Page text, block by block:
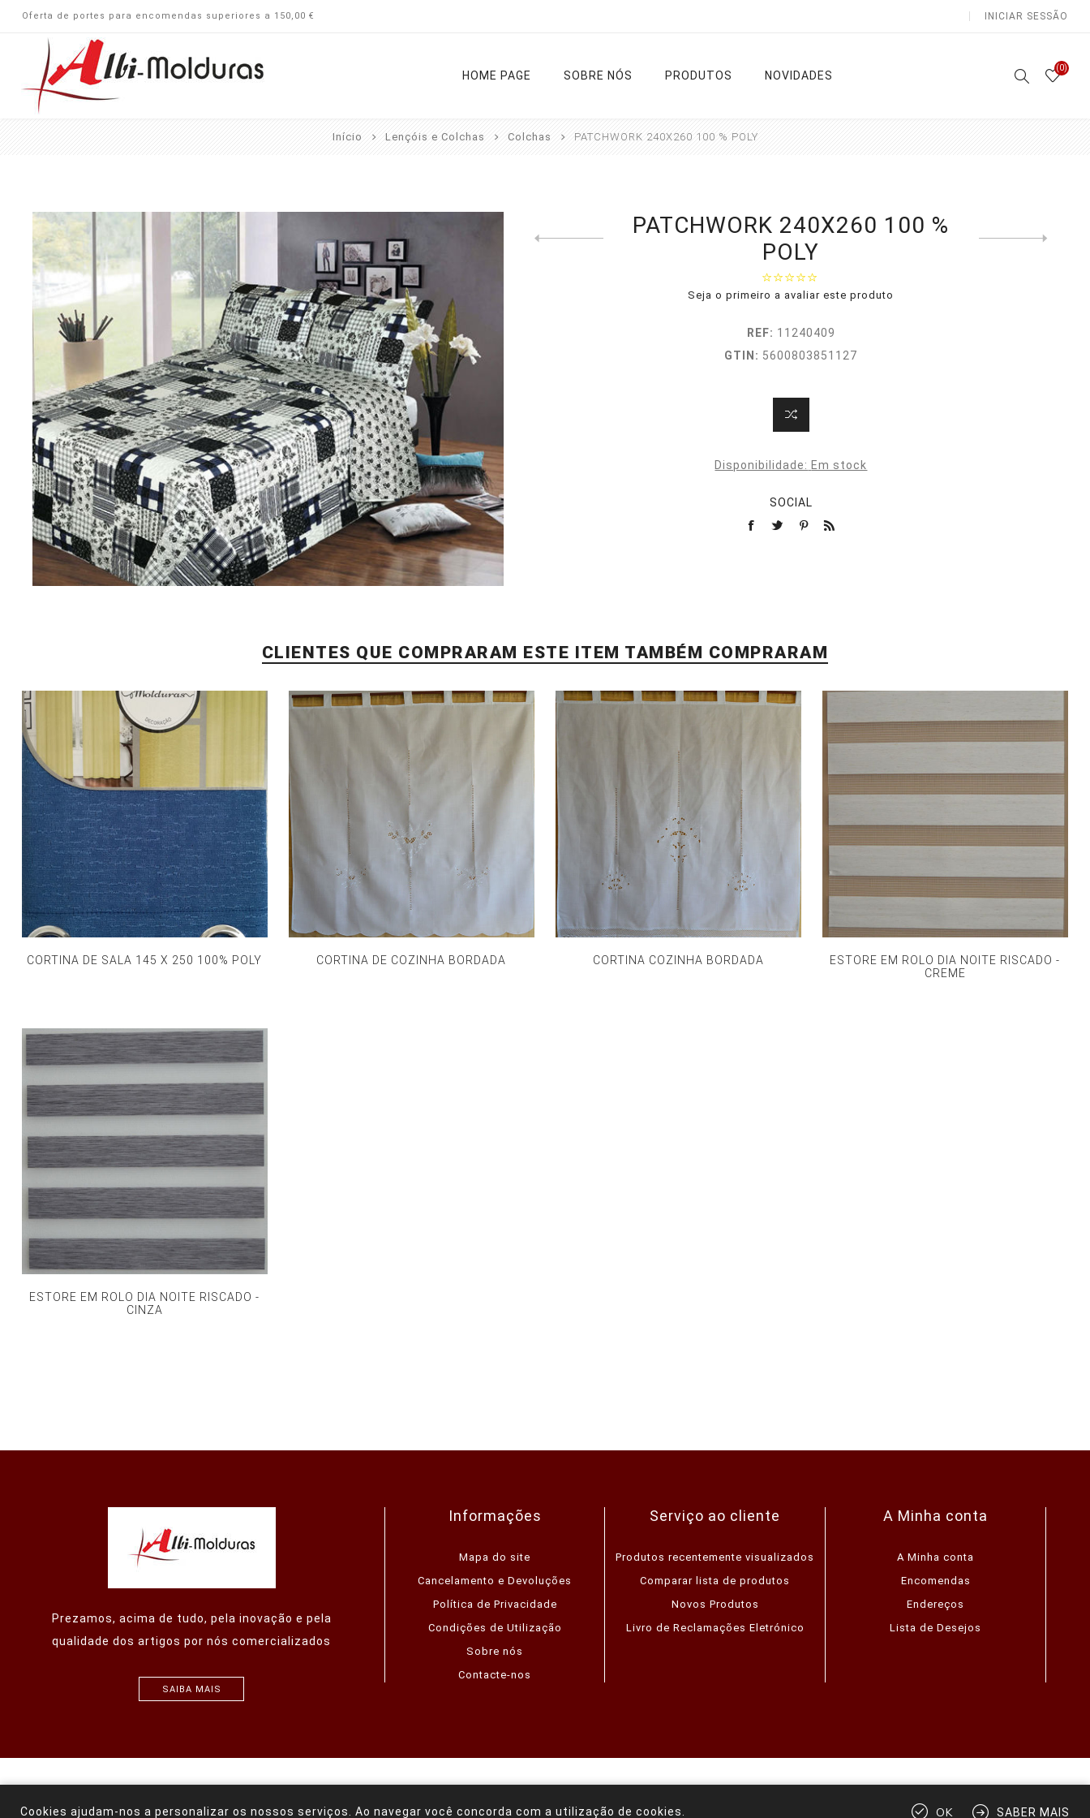
Oferta de portes para encomendas superiores a 150,00 € INICIAR SESSÃO
HOME PAGE SOBRE NÓS PRODUTOS
Cortinas
Cozinha
Sala e
Quarto
Varões Estores Tapetes
Banho
Sala /
Casa de
Banho
Natal
Edredon
NOVIDADES
(0)
Início Lençóis e Colchas Colchas PATCHWORK 240X260 100 % POLY
PATCHWORK 240X260 100 %
POLY
Seja o primeiro a avaliar este produto
REF: 11240409
GTIN: 5600803851127
Disponibilidade: Em stock
SOCIAL
CLIENTES QUE COMPRARAM ESTE ITEM TAMBÉM COMPRARAM
CORTINA DE SALA 145 X 250 100% POLY CORTINA DE COZINHA BORDADA CORTINA COZINHA BORDADA
ESTORE EM ROLO DIA NOITE RISCADO -
CREME
ESTORE EM ROLO DIA NOITE RISCADO -
CINZA
Prezamos, acima de tudo, pela inovação e pela
qualidade dos artigos por nós comercializados
SAIBA MAIS
Informações
Mapa do site
Cancelamento e Devoluções
Política de Privacidade
Condições de Utilização
Sobre nós
Contacte-nos
Serviço ao cliente
Produtos recentemente visualizados
Comparar lista de produtos
Novos Produtos
Livro de Reclamações Eletrónico
A Minha conta
A Minha conta
Encomendas
Endereços
Lista de Desejos
Cookies ajudam-nos a personalizar os nossos serviços. Ao navegar você concorda com a utilização de cookies. OK SABER MAIS